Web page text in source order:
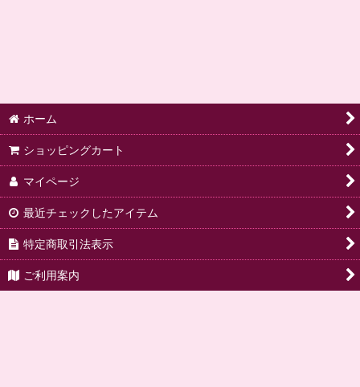
ホーム
ショッピングカート
マイページ
最近チェックしたアイテム
特定商取引法表示
ご利用案内